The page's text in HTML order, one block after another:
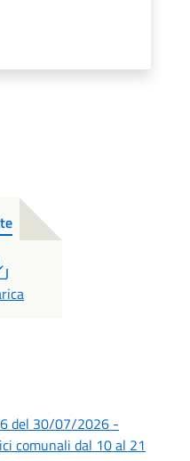
del 30/07/2026 -
comunali dal 10 al 21